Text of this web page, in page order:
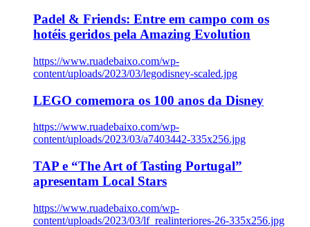
Padel & Friends: Entre em campo com os
hotéis geridos pela Amazing Evolution
https://www.ruadebaixo.com/wp-
content/uploads/2023/03/legodisney-scaled.jpg
LEGO comemora os 100 anos da Disney
https://www.ruadebaixo.com/wp-
content/uploads/2023/03/a7403442-335x256.jpg
TAP e “The Art of Tasting Portugal”
apresentam Local Stars
https://www.ruadebaixo.com/wp-
content/uploads/2023/03/lf_realinteriores-26-335x256.jpg